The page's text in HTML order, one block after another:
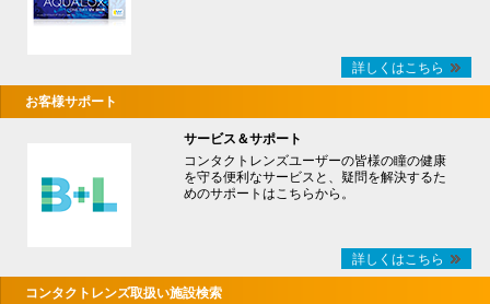
詳しくはこちら
お客様サポート
サービス＆サポート
コンタクトレンズユーザーの皆様の瞳の健康
を守る便利なサービスと、疑問を解決するた
めのサポートはこちらから。
詳しくはこちら
コンタクトレンズ取扱い施設検索